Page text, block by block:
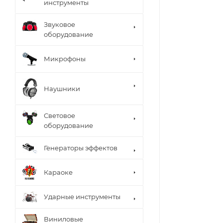
инструменты
Звуковое
оборудование
Микрофоны
Наушники
Световое
оборудование
Генераторы эффектов
Караоке
Ударные инструменты
Виниловые